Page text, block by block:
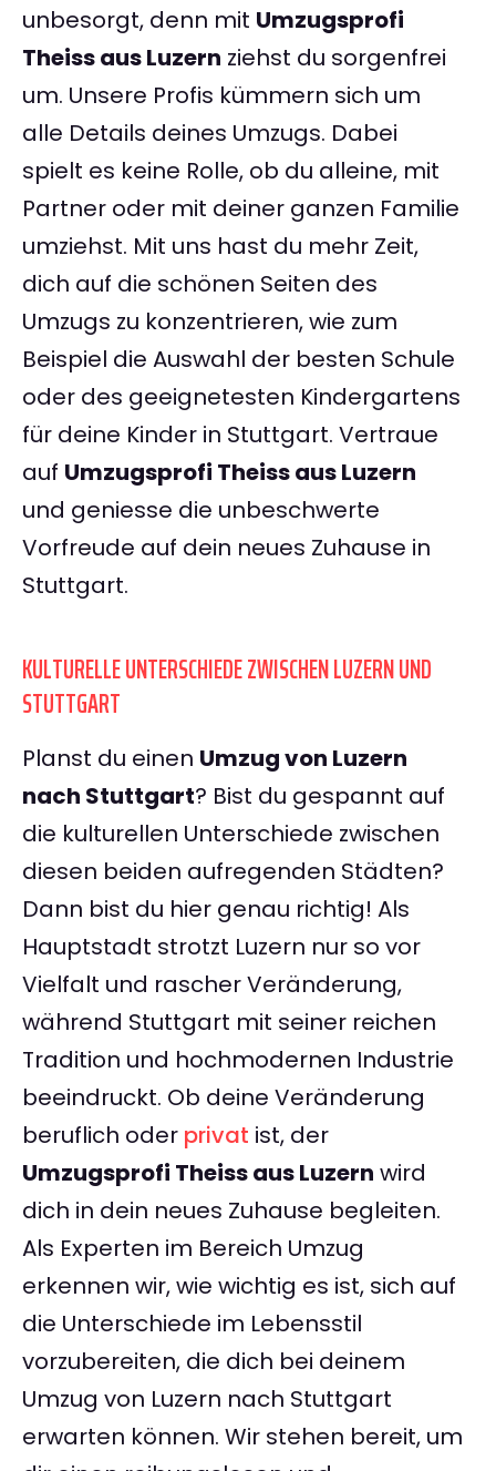
unbesorgt, denn mit Umzugsprofi
Theiss aus Luzern ziehst du sorgenfrei
um. Unsere Profis kümmern sich um
alle Details deines Umzugs. Dabei
spielt es keine Rolle, ob du alleine, mit
Partner oder mit deiner ganzen Familie
umziehst. Mit uns hast du mehr Zeit,
dich auf die schönen Seiten des
Umzugs zu konzentrieren, wie zum
Beispiel die Auswahl der besten Schule
oder des geeignetesten Kindergartens
für deine Kinder in Stuttgart. Vertraue
auf Umzugsprofi Theiss aus Luzern
und geniesse die unbeschwerte
Vorfreude auf dein neues Zuhause in
Stuttgart.
KULTURELLE UNTERSCHIEDE ZWISCHEN LUZERN UND
STUTTGART
Planst du einen Umzug von Luzern
nach Stuttgart? Bist du gespannt auf
die kulturellen Unterschiede zwischen
diesen beiden aufregenden Städten?
Dann bist du hier genau richtig! Als
Hauptstadt strotzt Luzern nur so vor
Vielfalt und rascher Veränderung,
während Stuttgart mit seiner reichen
Tradition und hochmodernen Industrie
beeindruckt. Ob deine Veränderung
beruflich oder privat ist, der
Umzugsprofi Theiss aus Luzern wird
dich in dein neues Zuhause begleiten.
Als Experten im Bereich Umzug
erkennen wir, wie wichtig es ist, sich auf
die Unterschiede im Lebensstil
vorzubereiten, die dich bei deinem
Umzug von Luzern nach Stuttgart
erwarten können. Wir stehen bereit, um